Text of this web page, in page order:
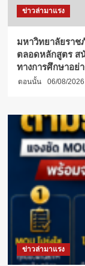
ข่าวล่ามาแรง
มหาวิทยาลัยรา
ตลอดหลักสูตร ส
ทางการศึกษาอย่
ตอนนั้น 06/08/2026
ข่าวล่ามาแรง